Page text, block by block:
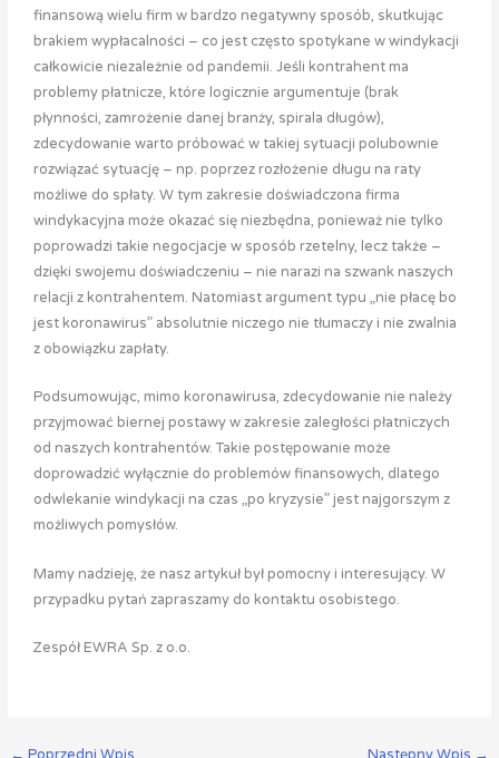
finansową wielu firm w bardzo negatywny sposób, skutkując
brakiem wypłacalności – co jest często spotykane w windykacji
całkowicie niezależnie od pandemii. Jeśli kontrahent ma
problemy płatnicze, które logicznie argumentuje (brak
płynności, zamrożenie danej branży, spirala długów),
zdecydowanie warto próbować w takiej sytuacji polubownie
rozwiązać sytuację – np. poprzez rozłożenie długu na raty
możliwe do spłaty. W tym zakresie doświadczona firma
windykacyjna może okazać się niezbędna, ponieważ nie tylko
poprowadzi takie negocjacje w sposób rzetelny, lecz także –
dzięki swojemu doświadczeniu – nie narazi na szwank naszych
relacji z kontrahentem. Natomiast argument typu „nie płacę bo
jest koronawirus” absolutnie niczego nie tłumaczy i nie zwalnia
z obowiązku zapłaty.
Podsumowując, mimo koronawirusa, zdecydowanie nie należy
przyjmować biernej postawy w zakresie zaległości płatniczych
od naszych kontrahentów. Takie postępowanie może
doprowadzić wyłącznie do problemów finansowych, dlatego
odwlekanie windykacji na czas „po kryzysie” jest najgorszym z
możliwych pomysłów.
Mamy nadzieję, że nasz artykuł był pomocny i interesujący. W
przypadku pytań zapraszamy do kontaktu osobistego.
Zespół EWRA Sp. z o.o.